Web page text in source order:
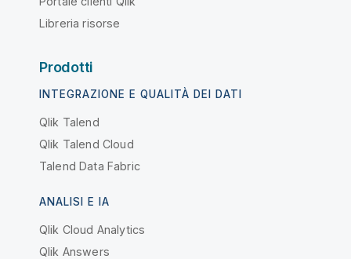
Libreria risorse
Prodotti
INTEGRAZIONE E QUALITÀ DEI DATI
Qlik Talend
Qlik Talend Cloud
Talend Data Fabric
ANALISI E IA
Qlik Cloud Analytics
Qlik Answers